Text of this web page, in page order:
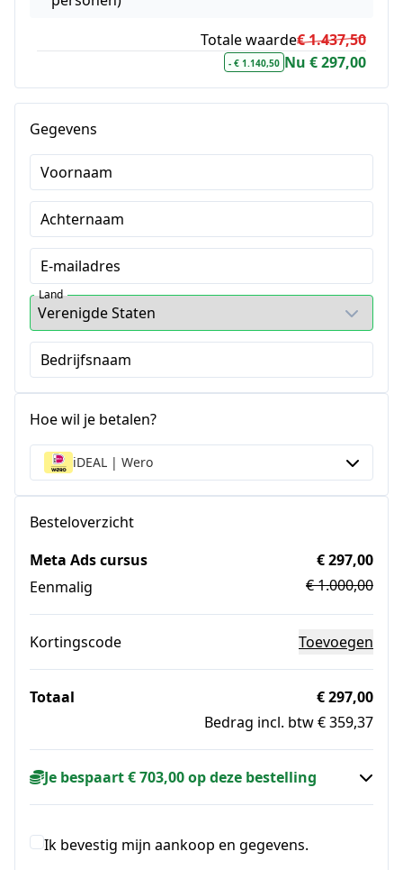
- € 1.140,50 Nu € 297,00
Totale waarde€ 1.437,50
Gegevens
Voornaam
Achternaam
E-mailadres
Land
Bedrijfsnaam
Hoe wil je betalen?
iDEAL | Wero
Besteloverzicht
Meta Ads cursus
Eenmalig
€ 297,00
€ 1.000,00
Kortingscode Toevoegen
Totaal
€ 297,00
Bedrag incl. btw € 359,37
Je bespaart € 703,00 op deze bestelling
Ik bevestig mijn aankoop en gegevens.